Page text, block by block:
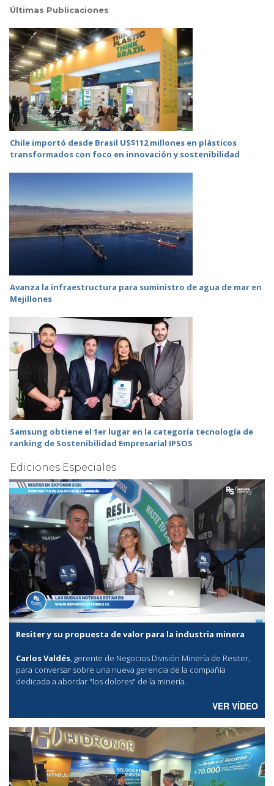
Últimas Publicaciones
Chile importó desde Brasil US$112 millones en plásticos
transformados con foco en innovación y sostenibilidad
Avanza la infraestructura para suministro de agua de mar en
Mejillones
Samsung obtiene el 1er lugar en la categoría tecnología de
ranking de Sostenibilidad Empresarial IPSOS
Ediciones Especiales
Resiter y su propuesta de valor para la industria minera
Carlos Valdés, gerente de Negocios División Minería de Resiter,
para conversar sobre una nueva gerencia de la compañía
dedicada a abordar "los dolores" de la minería.
VER VÍDEO